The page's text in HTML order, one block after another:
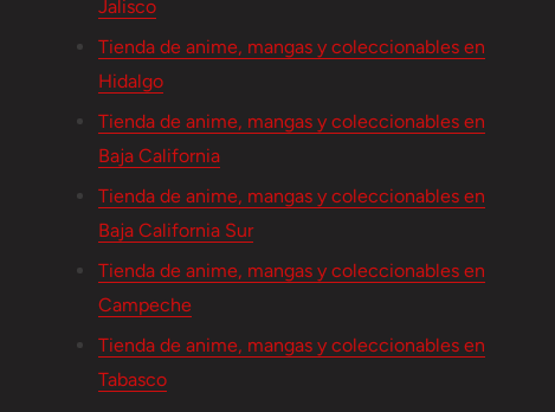
Jalisco
Tienda de anime, mangas y coleccionables en
Hidalgo
Tienda de anime, mangas y coleccionables en
Baja California
Tienda de anime, mangas y coleccionables en
Baja California Sur
Tienda de anime, mangas y coleccionables en
Campeche
Tienda de anime, mangas y coleccionables en
Tabasco